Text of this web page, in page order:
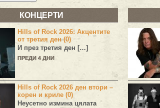
КОНЦЕРТИ
Hills of Rock 2026: Акцентите
от третия ден (0)
И през третия ден […]
ПРЕДИ 4 ДНИ
Hills of Rock 2026 ден втори –
корен и криле (0)
Неусетно измина цялата